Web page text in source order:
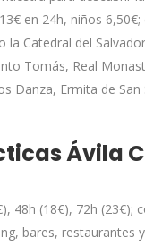
en 24h, niños
la Catedral del
Tomás, Real
Danza, Ermita de
Ávila
48h (18€), 72h
bares, restaurantes